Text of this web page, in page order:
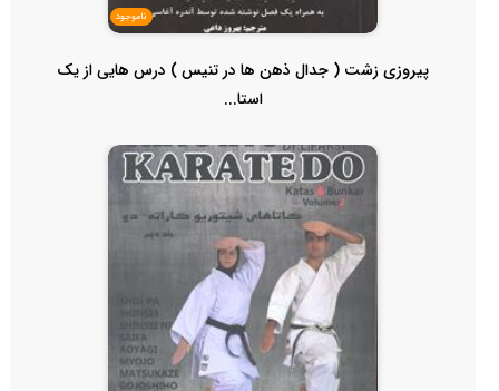
ناموجود
پیروزی زشت ( جدال ذهن ها در تنیس ) درس هایی از یک
استا...